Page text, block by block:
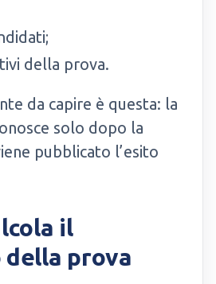
della prova.
da capire è questa: la
solo dopo la
pubblicato l’esito
il
prova